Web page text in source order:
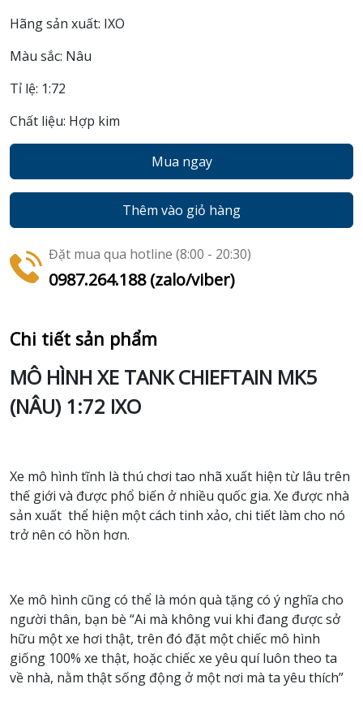
Hãng sản xuất: IXO
Màu sắc: Nâu
Tỉ lệ: 1:72
Chất liệu: Hợp kim
Mua ngay
Thêm vào giỏ hàng
Đặt mua qua hotline (8:00 - 20:30)
0987.264.188 (zalo/viber)
Chi tiết sản phẩm
MÔ HÌNH XE TANK CHIEFTAIN MK5
(NÂU) 1:72 IXO
Xe mô hình tĩnh là thú chơi tao nhã xuất hiện từ lâu trên
thế giới và được phổ biến ở nhiều quốc gia. Xe được nhà
sản xuất thể hiện một cách tinh xảo, chi tiết làm cho nó
trở nên có hồn hơn.
Xe mô hình cũng có thể là món quà tặng có ý nghĩa cho
người thân, bạn bè “Ai mà không vui khi đang được sở
hữu một xe hơi thật, trên đó đặt một chiếc mô hình
giống 100% xe thật, hoặc chiếc xe yêu quí luôn theo ta
về nhà, nằm thật sống động ở một nơi mà ta yêu thích”